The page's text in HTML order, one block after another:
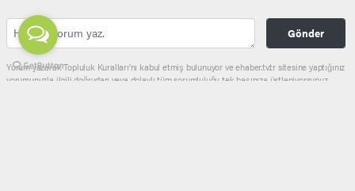
Gönder
Yorum yazarak Topluluk Kuralları’nı kabul etmiş bulunuyor ve ehaber.tv.tr sitesine yaptığınız
yorumunuzla ilgili doğrudan veya dolaylı tüm sorumluluğu tek başınıza üstleniyorsunuz.